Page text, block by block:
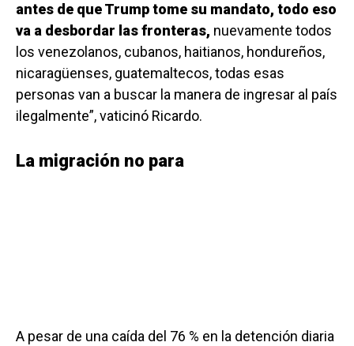
antes de que Trump tome su mandato, todo eso
va a desbordar las fronteras, nuevamente todos
los venezolanos, cubanos, haitianos, hondureños,
nicaragüenses, guatemaltecos, todas esas
personas van a buscar la manera de ingresar al país
ilegalmente”, vaticinó Ricardo.
La migración no para
A pesar de una caída del 76 % en la detención diaria